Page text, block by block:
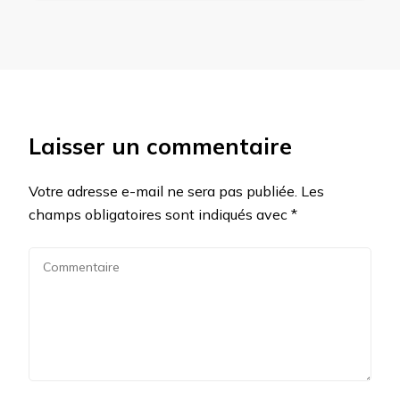
Laisser un commentaire
Votre adresse e-mail ne sera pas publiée. Les
champs obligatoires sont indiqués avec *